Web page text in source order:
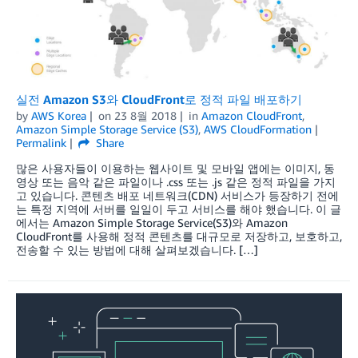
실전 Amazon S3와 CloudFront로 정적 파일 배포하기
by AWS Korea on 23 8월 2018 in Amazon CloudFront,
Amazon Simple Storage Service (S3), AWS CloudFormation
Permalink
Share
많은 사용자들이 이용하는 웹사이트 및 모바일 앱에는 이미지, 동
영상 또는 음악 같은 파일이나 .css 또는 .js 같은 정적 파일을 가지
고 있습니다. 콘텐츠 배포 네트워크(CDN) 서비스가 등장하기 전에
는 특정 지역에 서버를 일일이 두고 서비스를 해야 했습니다. 이 글
에서는 Amazon Simple Storage Service(S3)와 Amazon
CloudFront를 사용해 정적 콘텐츠를 대규모로 저장하고, 보호하고,
전송할 수 있는 방법에 대해 살펴보겠습니다. […]